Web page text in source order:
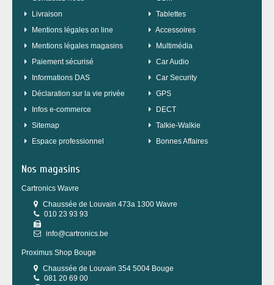
Livraison
Mentions légales on line
Mentions légales magasins
Paiement sécurisé
Informations DAS
Déclaration sur la vie privée
Infos e-commerce
sitemap
Espace professionnel
Tablettes
Accessoires
Multimédia
Car Audio
Car Security
GPS
DECT
Talkie-Walkie
Bonnes Affaires
Nos magasins
Cartronics Wavre
Chaussée de Louvain 473a 1300 Wavre
010 23 93 93
info@cartronics.be
Proximus Shop Bouge
Chaussée de Louvain 354 5004 Bouge
081 20 69 00